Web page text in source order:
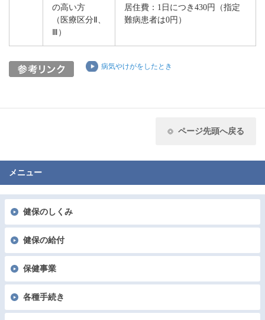
の高い方
（医療区分Ⅱ
Ⅲ）
居住費：1日につき430円（指定
難病患者は0円）
病気やけがをしたとき
ページ先頭へ戻る
メニュー
健保のしくみ
健保の給付
保健事業
各種手続き